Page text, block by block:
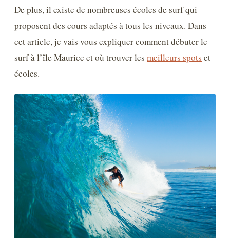
De plus, il existe de nombreuses écoles de surf qui
proposent des cours adaptés à tous les niveaux. Dans
cet article, je vais vous expliquer comment débuter le
surf à l’île Maurice et où trouver les meilleurs spots et
écoles.